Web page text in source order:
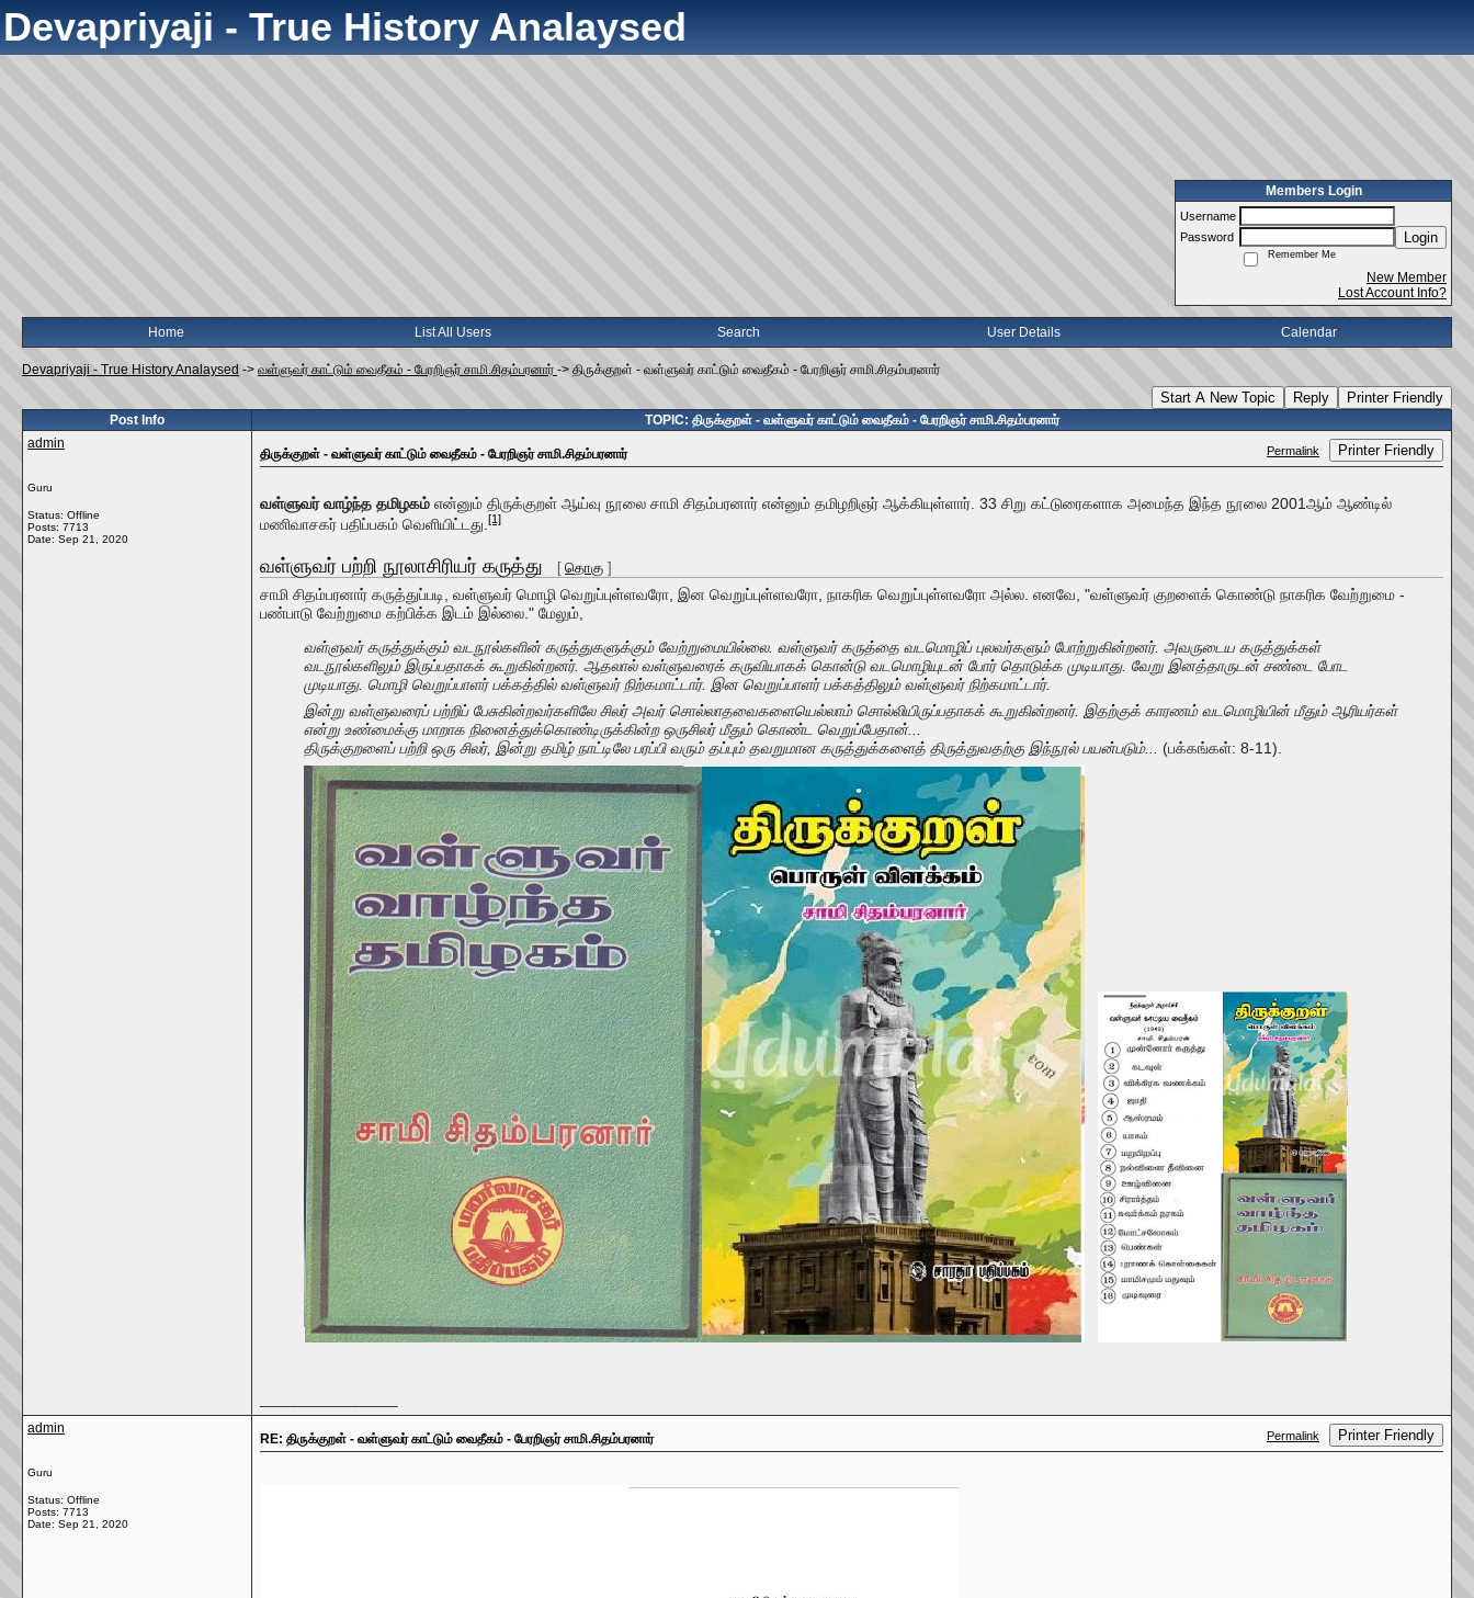
Devapriyaji - True History Analaysed
Members Login
Username
Password
Login
Remember Me
New Member
Lost Account Info?
Home List All Users Search User Details Calendar
Devapriyaji - True History Analaysed -> வள்ளுவர் காட்டும் வைதீகம் - பேரறிஞர் சாமி.சிதம்பரனார் -> திருக்குறள் - வள்ளுவர் காட்டும் வைதீகம் - பேரறிஞர் சாமி.சிதம்பரனார்
Start A New Topic Reply Printer Friendly
Post Info
TOPIC: திருக்குறள் - வள்ளுவர் காட்டும் வைதீகம் - பேரறிஞர் சாமி.சிதம்பரனார்
admin
Guru
Status: Offline
Posts: 7713
Date: Sep 21, 2020
திருக்குறள் - வள்ளுவர் காட்டும் வைதீகம் - பேரறிஞர் சாமி.சிதம்பரனார் Permalink Printer Friendly
வள்ளுவர் வாழ்ந்த தமிழகம் என்னும் திருக்குறள் ஆய்வு நூலை சாமி சிதம்பரனார் என்னும் தமிழறிஞர் ஆக்கியுள்ளார். 33 சிறு கட்டுரைகளாக அமைந்த இந்த நூலை 2001ஆம் ஆண்டில்
மணிவாசகர் பதிப்பகம் வெளியிட்டது. [1]
வள்ளுவர் பற்றி நூலாசிரியர் கருத்து [ தொகு ]
சாமி சிதம்பரனார் கருத்துப்படி, வள்ளுவர் மொழி வெறுப்புள்ளவரோ, இன வெறுப்புள்ளவரோ, நாகரிக வெறுப்புள்ளவரோ அல்ல. எனவே, "வள்ளுவர் குறளைக் கொண்டு நாகரிக வேற்றுமை -
பண்பாடு வேற்றுமை கற்பிக்க இடம் இல்லை." மேலும்,
வள்ளுவர் கருத்துக்கும் வடநூல்களின் கருத்துகளுக்கும் வேற்றுமையில்லை. வள்ளுவர் கருத்தை வடமொழிப் புலவர்களும் போற்றுகின்றனர். அவருடைய கருத்துக்கள்
வடநூல்களிலும் இருப்பதாகக் கூறுகின்றனர். ஆதலால் வள்ளுவரைக் கருவியாகக் கொன்டு வடமொழியுடன் போர் தொடுக்க முடியாது. வேறு இனத்தாருடன் சண்டை போட
முடியாது. மொழி வெறுப்பாளர் பக்கத்தில் வள்ளுவர் நிற்கமாட்டார். இன வெறுப்பாளர் பக்கத்திலும் வள்ளுவர் நிற்கமாட்டார்.
இன்று வள்ளுவரைப் பற்றிப் பேசுகின்றவர்களிலே சிலர் அவர் சொல்லாதவைகளையெல்லாம் சொல்லியிருப்பதாகக் கூறுகின்றனர். இதற்குக் காரணம் வடமொழியின் மீதும் ஆரியர்கள்
என்று உண்மைக்கு மாறாக நினைத்துக்கொண்டிருக்கின்ற ஒருசிலர் மீதும் கொண்ட வெறுப்பேதான்...
திருக்குறளைப் பற்றி ஒரு சிலர், இன்று தமிழ் நாட்டிலே பரப்பி வரும் தப்பும் தவறுமான கருத்துக்களைத் திருத்துவதற்கு இந்நூல் பயன்படும்...
(பக்கங்கள்: 8-11).
admin
Guru
Status: Offline
Posts: 7713
Date: Sep 21, 2020
RE: திருக்குறள் - வள்ளுவர் காட்டும் வைதீகம் - பேரறிஞர் சாமி.சிதம்பரனார் Permalink Printer Friendly